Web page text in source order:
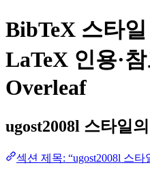
BibTeX 스타일
LaTeX 인용·
Overleaf
ugost2008l 스타일
섹션 제목: “ugost2008l 스